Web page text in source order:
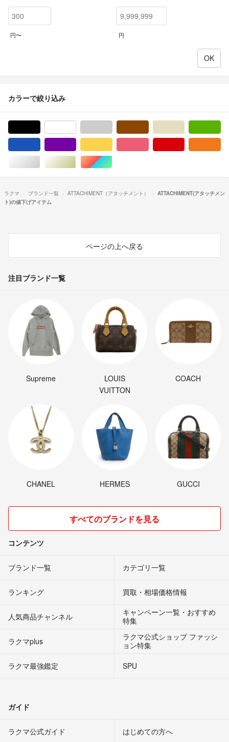
円〜 円
カラーで絞り込み
シルバー/銀色系ゴールド/金色系マルチカラー
ラクマ ブランド一覧 ATTACHIMENT（アタッチメント）
ATTACHIMENT(アタッチメン
ト)の値下げアイテム
ページの上へ戻る
注目ブランド一覧
Supreme
LOUIS
VUITTON
COACH
CHANEL HERMES GUCCI
すべてのブランドを見る
コンテンツ
ブランド一覧 カテゴリ一覧
ランキング 買取・相場価格情報
人気商品チャンネル
キャンペーン一覧・おすすめ
特集
ラクマplus
ラクマ公式ショップ ファッシ
ョン特集
ラクマ最強鑑定
SPU
ガイド
ラクマ公式ガイド はじめての方へ